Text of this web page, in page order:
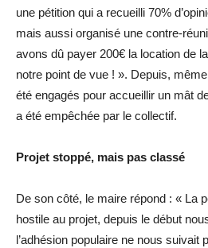
une pétition qui a recueilli 70%
mais aussi organisé une contre-
avons dû payer 200€ la location de
notre point de vue ! ». Depuis,
été engagés pour accueillir un mât
a été empêchée par le collectif.
Projet stoppé, mais pas classé
De son côté, le maire répond : « La
hostile au projet, depuis le début
l’adhésion populaire ne nous suivait